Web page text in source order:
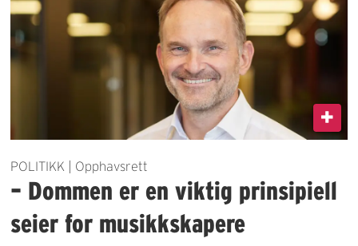
POLITIKK | Opphavsrett
– Dommen er en viktig prinsipiell
seier for musikkskapere